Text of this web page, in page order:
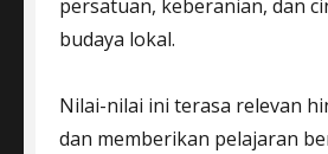
persatuan, keberanian, dan
budaya lokal.
Nilai-nilai ini terasa relevan
dan memberikan pelajaran